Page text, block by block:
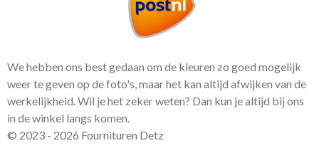
We hebben ons best gedaan om de kleuren zo goed mogelijk
weer te geven op de foto's, maar het kan altijd afwijken van de
werkelijkheid. Wil je het zeker weten? Dan kun je altijd bij ons
in de winkel langs komen.
© 2023 - 2026 Fournituren Detz